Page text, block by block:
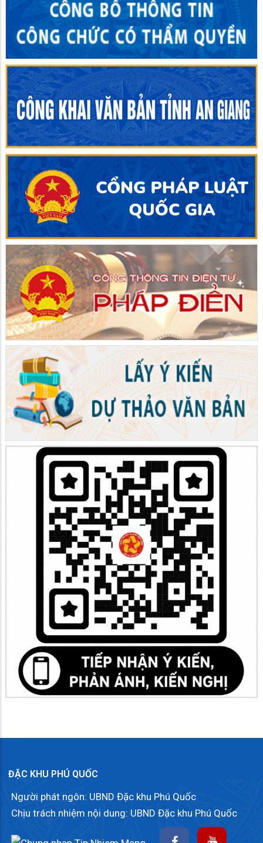
ĐẶC KHU PHÚ QUỐC
Người phát ngôn: UBND Đặc khu Phú Quốc
Chịu trách nhiệm nội dung: UBND Đặc khu Phú Quốc